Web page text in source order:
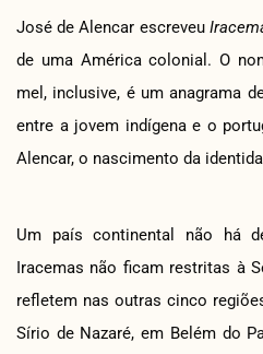
José de Alencar escreveu
de uma América colonial. O
mel, inclusive, é um anagrama
entre a jovem indígena e o
Alencar, o nascimento da
Um país continental não há
Iracemas não ficam restritas à
refletem nas outras cinco
Sírio de Nazaré, em Belém do